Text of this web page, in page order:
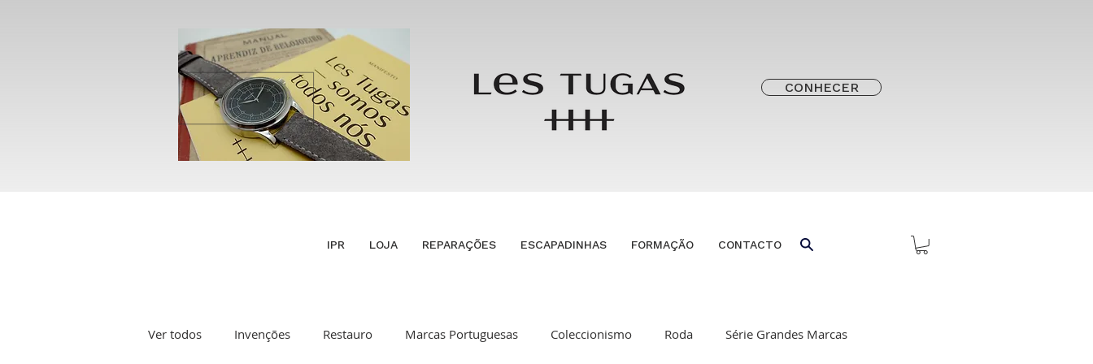
CONHECER
IPR LOJA REPARAÇÕES ESCAPADINHAS FORMAÇÃO CONTACTO
Ver todos Invenções Restauro Marcas Portuguesas Coleccionismo Roda Série Grandes Marcas